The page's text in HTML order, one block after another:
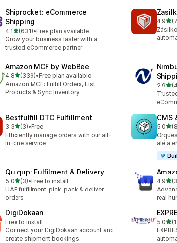
Shiprocket: eCommerce
Shipping
4.1เต็ม 5 ดาว
(631)
ทั้งหมด 631 รีวิว
•Free plan available
Grow your business faster with a
trusted eCommerce partner
4.9เต็
ทั้งหมด
Amazon MCF by WebBee
4.8เต็ม 5 ดาว
(339)
ทั้งหมด 339 รีวิว
•Free plan available
Amazon MCF: Fulfill Orders, List
Products & Sync Inventory
2.9เต็
ทั้งหมด
Bestfulfill DTC Fulfillment
3.3เต็ม 5 ดาว
(3)
ทั้งหมด 3 รีวิว
•Free
Efficiently manage orders with our all-
in-one service
OMS
5.0เต็ม
ทั้งหมด
até a
Quiqup: Fulfilment & Delivery
5.0เต็ม 5 ดาว
(3)
ทั้งหมด 3 รีวิว
•Free to install
UAE fulfillment: pick, pack & deliver
orders
4.9เต็
ทั้งหมด
real
DigiDokaan
Free to install
Connect your DigiDokaan account and
create shipment bookings.
5.0เต็
ทั้งหมด